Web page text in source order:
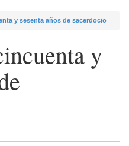
y sesenta años de sacerdocio
y